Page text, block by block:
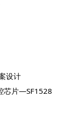
设计
芯片—SF1528